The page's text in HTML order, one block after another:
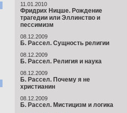
11.01.2010
Фридрих Ницше. Рождение
трагедии или Эллинство и
пессимизм
08.12.2009
Б. Рассел. Сущность религии
08.12.2009
Б. Рассел. Религия и наука
08.12.2009
Б. Рассел. Почему я не
христианин
08.12.2009
Б. Рассел. Мистицизм и логика